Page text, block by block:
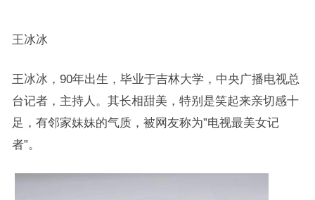
王冰冰
王冰冰，90年出生，毕业于吉林大学，中央广播电视总
台记者，主持人。其长相甜美，特别是笑起来亲切感十
足，有邻家妹妹的气质，被网友称为”电视最美女记
者”。